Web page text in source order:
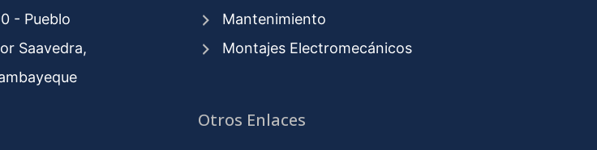
- Pueblo
Saavedra,
Mantenimiento
Montajes Electromecánicos
Otros Enlaces